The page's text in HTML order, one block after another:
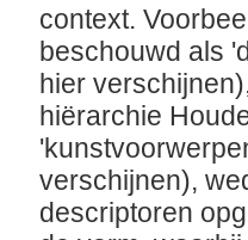
context.
beschouwd als
hier
hiërarchie
verschijnen),
descriptoren